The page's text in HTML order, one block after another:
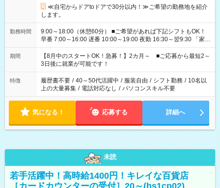
≪自宅からドアtoドアで30分以内！≫ご希望の勤務地を紹介
します。
勤務時間
9:00～18:00（休憩60分） ■ご希望があれば下記シフトもOK！
早番 7:00～16:00 遅番 10:00～19:00 夜勤 16:30～翌9:30 「家族
と休みを合わせたい」 「余裕を持って夕飯の準備がしたい」
「できれば残業はしたくない」 など、ご希望を教えてください
ね。 ※Wワーク希望の方へ 今ご覧のお仕事で希望する勤務時間
と、もう1つのお仕事の勤務時間。 合計で週40時間を超える場
合は応募できません。
期間
【8月中のスタートOK！急募！】2カ月～ ■ご応募から最短2～
3日後に就業が可能です！
特徴 履歴書不要 / 40～50代活躍中 / 服装自由 / シフト勤務 / 10名以
上の大量募集 / 電話対応なし / パソコンスキル不要
気になる！ 応募する 詳細へ
未読
若手活躍中！高時給1400円！キレイな百貨店
［カードカウンターの受付］20～(hs1cp02)